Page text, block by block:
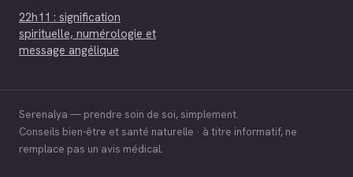
22h11 : signification
spirituelle, numérologie et
message angélique
Serenalya — prendre soin de soi, simplement.
Conseils bien-être et santé naturelle · à titre informatif, ne
remplace pas un avis médical.